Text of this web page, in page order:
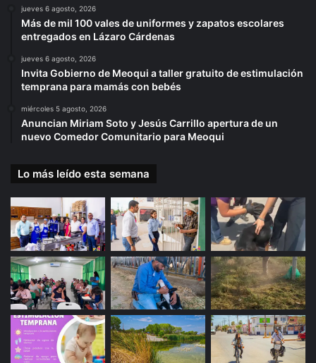
jueves 6 agosto, 2026
Más de mil 100 vales de uniformes y zapatos escolares
entregados en Lázaro Cárdenas
jueves 6 agosto, 2026
Invita Gobierno de Meoqui a taller gratuito de estimulación
temprana para mamás con bebés
miércoles 5 agosto, 2026
Anuncian Miriam Soto y Jesús Carrillo apertura de un
nuevo Comedor Comunitario para Meoqui
Lo más leído esta semana